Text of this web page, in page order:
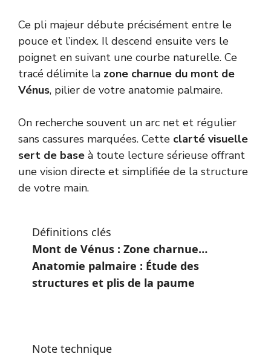
Ce pli majeur débute précisément entre le
pouce et l’index. Il descend ensuite vers le
poignet en suivant une courbe naturelle. Ce
tracé délimite la zone charnue du mont de
Vénus, pilier de votre anatomie palmaire.
On recherche souvent un arc net et régulier
sans cassures marquées. Cette clarté visuelle
sert de base à toute lecture sérieuse offrant
une vision directe et simplifiée de la structure
de votre main.
Définitions clés
Mont de Vénus : Zone charnue…
Anatomie palmaire : Étude des
structures et plis de la paume
Note technique